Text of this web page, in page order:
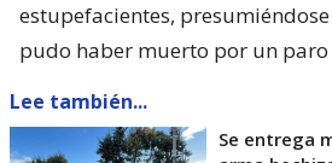
estupefacientes,
pudo haber muerto por un paro
Lee también...
Se entrega